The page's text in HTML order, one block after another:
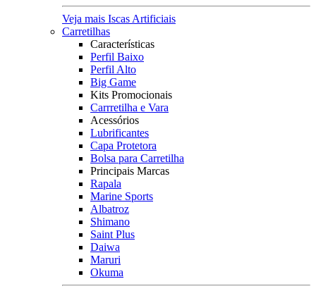
Veja mais Iscas Artificiais
Carretilhas
Características
Perfil Baixo
Perfil Alto
Big Game
Kits Promocionais
Carrretilha e Vara
Acessórios
Lubrificantes
Capa Protetora
Bolsa para Carretilha
Principais Marcas
Rapala
Marine Sports
Albatroz
Shimano
Saint Plus
Daiwa
Maruri
Okuma